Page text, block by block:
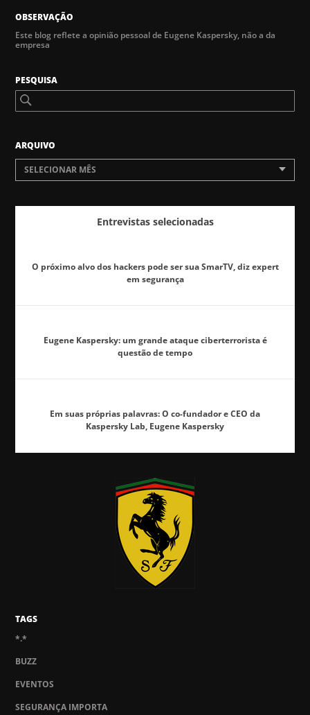
OBSERVAÇÃO
Este blog reflete a opinião pessoal de Eugene Kaspersky, não a da
empresa
PESQUISA
ARQUIVO
SELECIONAR MÊS
Entrevistas selecionadas
O próximo alvo dos hackers pode ser sua SmarTV, diz expert
em segurança
Eugene Kaspersky: um grande ataque ciberterrorista é
questão de tempo
Em suas próprias palavras: O co-fundador e CEO da
Kaspersky Lab, Eugene Kaspersky
TAGS
*.*
BUZZ
EVENTOS
SEGURANÇA IMPORTA